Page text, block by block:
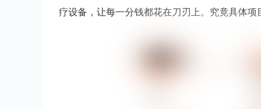
疗设备，让每一分钱都花在刀刃上。究竟具体项